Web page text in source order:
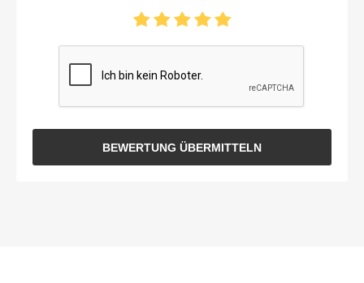
BEWERTUNG ÜBERMITTELN